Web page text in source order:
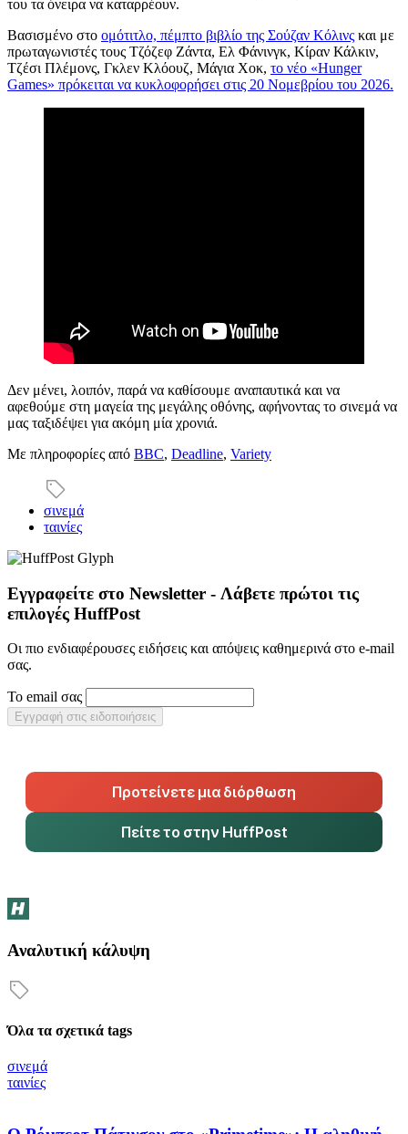
του τα όνειρα να καταρρέουν.
Βασισμένο στο ομότιτλο, πέμπτο βιβλίο της Σούζαν Κόλινς και με
πρωταγωνιστές τους Τζόζεφ Ζάντα, Ελ Φάνινγκ, Κίραν Κάλκιν,
Τζέσι Πλέμονς, Γκλεν Κλόουζ, Μάγια Χοκ, το νέο «Hunger
Games» πρόκειται να κυκλοφορήσει στις 20 Νομεβρίου του 2026.
Δεν μένει, λοιπόν, παρά να καθίσουμε αναπαυτικά και να
αφεθούμε στη μαγεία της μεγάλης οθόνης, αφήνοντας το σινεμά να
μας ταξιδέψει για ακόμη μία χρονιά.
Με πληροφορίες από BBC, Deadline, Variety
σινεμά
ταινίες
Εγγραφείτε στο Newsletter - Λάβετε πρώτοι τις
επιλογές HuffPost
Οι πιο ενδιαφέρουσες ειδήσεις και απόψεις καθημερινά στο e-mail
σας.
Το email σας
Εγγραφή στις ειδοποιήσεις
Προτείνετε μια διόρθωση
Πείτε το στην HuffPost
Αναλυτική κάλυψη
Όλα τα σχετικά tags
σινεμά
ταινίες